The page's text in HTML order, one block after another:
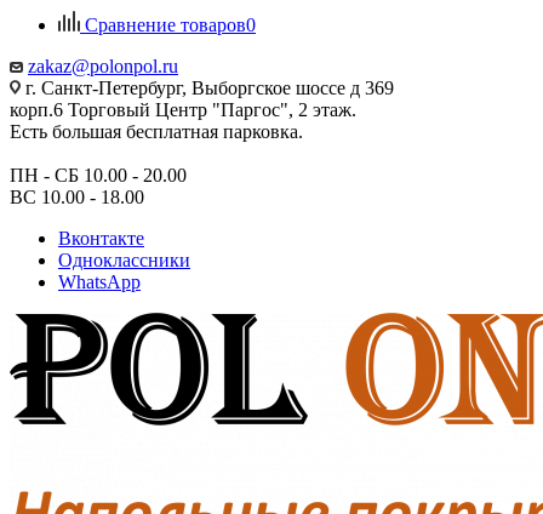
Сравнение товаров0
zakaz@polonpol.ru
г. Санкт-Петербург, Выборгское шоссе д 369
корп.6 Торговый Центр "Паргос", 2 этаж.
Есть большая бесплатная парковка.
ПН - СБ 10.00 - 20.00
ВС 10.00 - 18.00
Вконтакте
Одноклассники
WhatsApp